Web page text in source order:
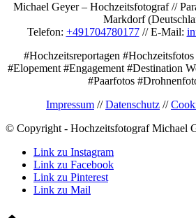
Michael Geyer – Hochzeitsfotograf //
Markdorf
Telefon: +491704780177// E-Mail:
#Hochzeitsreportagen
#Elopement #Engagement #Destination
#Paarfotos
Impressum //Datenschutz //
© Copyright - Hochzeitsfotograf Michael
Link zu Instagram
Link zu Facebook
Link zu Pinterest
Link zu Mail